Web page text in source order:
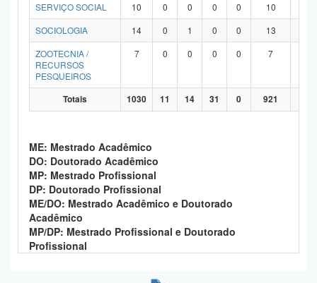
SERVIÇO SOCIAL
10 0 0 0 0 10
SOCIOLOGIA
14 0 1 0 0 13
ZOOTECNIA /
RECURSOS
PESQUEIROS
7 0 0 0 0 7
Totais 1030 11 14 31 0 921
ME: Mestrado Acadêmico
DO: Doutorado Acadêmico
MP: Mestrado Profissional
DP: Doutorado Profissional
ME/DO: Mestrado Acadêmico e Doutorado
Acadêmico
MP/DP: Mestrado Profissional e Doutorado
Profissional